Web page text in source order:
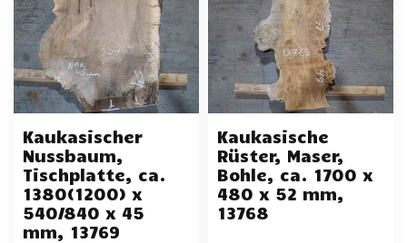
Kaukasischer
Nussbaum,
Tischplatte, ca.
1380(1200) x
540/840 x 45
mm, 13769
Kaukasische
Rüster, Maser,
Bohle, ca. 1700 x
480 x 52 mm,
13768